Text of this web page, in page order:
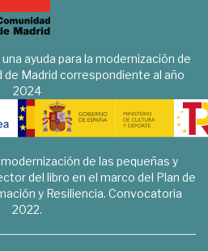
ayuda para la modernización de
de Madrid correspondiente al año
2024
de las pequeñas y
del libro en el marco del Plan de
y Resiliencia. Convocatoria
2022.